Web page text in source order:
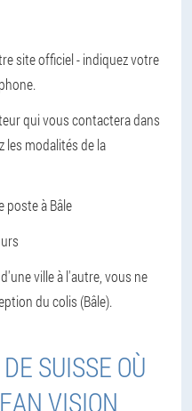
site officiel - indiquez votre
qui vous contactera dans
les modalités de la
poste à Bâle
ville à l'autre, vous ne
du colis (Bâle).
SUISSE OÙ
VISION